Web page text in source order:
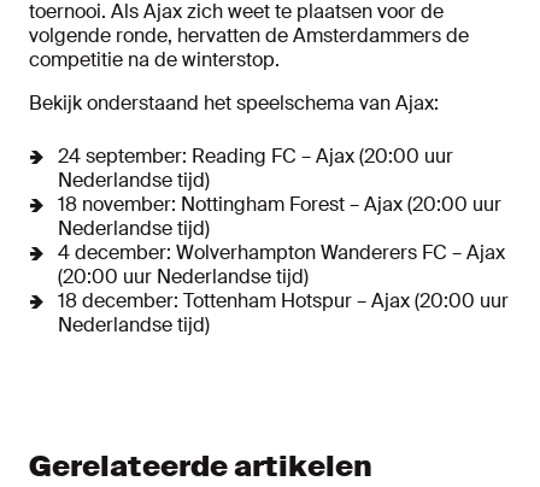
toernooi. Als Ajax zich weet te plaatsen voor de
volgende ronde, hervatten de Amsterdammers de
competitie na de winterstop.
Bekijk onderstaand het speelschema van Ajax:
24 september: Reading FC – Ajax (20:00 uur
Nederlandse tijd)
18 november: Nottingham Forest – Ajax (20:00 uur
Nederlandse tijd)
4 december: Wolverhampton Wanderers FC – Ajax
(20:00 uur Nederlandse tijd)
18 december: Tottenham Hotspur – Ajax (20:00 uur
Nederlandse tijd)
Gerelateerde artikelen